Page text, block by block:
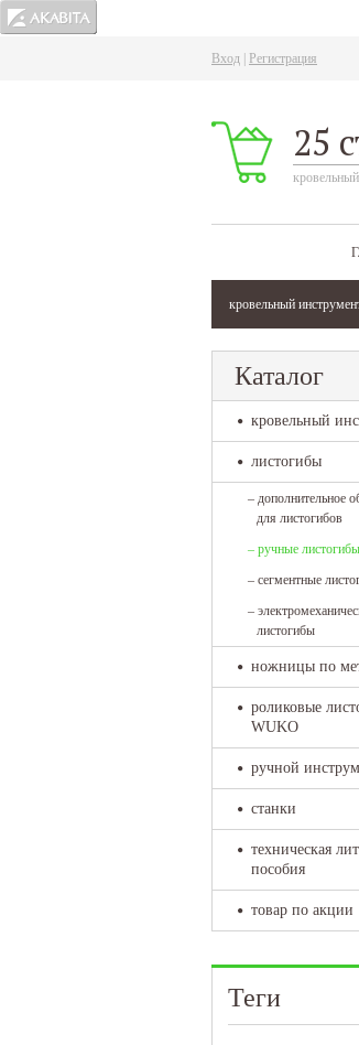
Вход Регистрация
25
кровельный
Каталог
кровельный
листогибы
– дополнительное
для листогибов
– ручные листогибы
– сегментные
–
листогибы
ножницы по
роликовые
WUKO
ручной
станки
техническая
пособия
товар по акции
Теги